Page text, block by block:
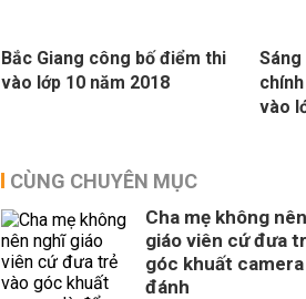
Bắc Giang công bố điểm thi
vào lớp 10 năm 2018
vào
CÙNG CHUYÊN MỤC
Cha mẹ không
giáo viên cứ đưa
góc khuất
đánh